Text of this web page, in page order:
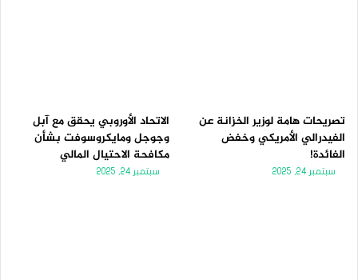
تصريحات هامة لوزير الخزانة عن
الفيدرالي الأمريكي وخفض
الفائدة!
سبتمبر 24, 2025
الاتحاد الأوروبي يحقق مع آبل
وجوجل ومايكروسوفت بشأن
مكافحة الاحتيال المالي
سبتمبر 24, 2025